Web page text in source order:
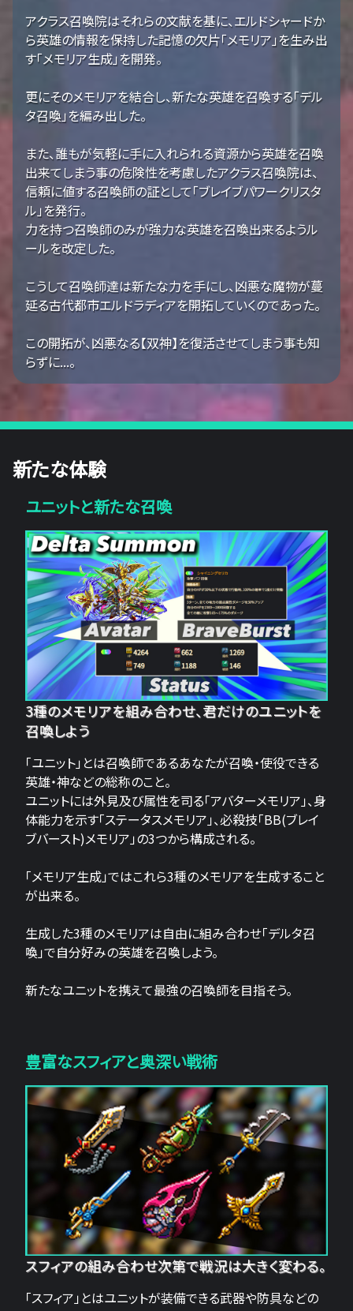
アクラス召喚院はそれらの文献を基に、エルドシャードか
ら英雄の情報を保持した記憶の欠片「メモリア」を生み出
す「メモリア生成」を開発。
更にそのメモリアを結合し、新たな英雄を召喚する「デル
タ召喚」を編み出した。
また、誰もが気軽に手に入れられる資源から英雄を召喚
出来てしまう事の危険性を考慮したアクラス召喚院は、
信頼に値する召喚師の証として「ブレイブパワークリスタ
ル」を発行。
力を持つ召喚師のみが強力な英雄を召喚出来るようル
ールを改定した。
こうして召喚師達は新たな力を手にし、凶悪な魔物が蔓
延る古代都市エルドラディアを開拓していくのであった。
この開拓が、凶悪なる【双神】を復活させてしまう事も知
らずに...。
新たな体験
ユニットと新たな召喚
3種のメモリアを組み合わせ、君だけのユニットを
召喚しよう
「ユニット」とは召喚師であるあなたが召喚・使役できる
英雄・神などの総称のこと。
ユニットには外見及び属性を司る「アバターメモリア」、身
体能力を示す「ステータスメモリア」、必殺技「BB(ブレイ
ブバースト)メモリア」の3つから構成される。
「メモリア生成」ではこれら3種のメモリアを生成すること
が出来る。
生成した3種のメモリアは自由に組み合わせ「デルタ召
喚」で自分好みの英雄を召喚しよう。
新たなユニットを携えて最強の召喚師を目指そう。
豊富なスフィアと奥深い戦術
スフィアの組み合わせ次第で戦況は大きく変わる。
「スフィア」とはユニットが装備できる武器や防具などの